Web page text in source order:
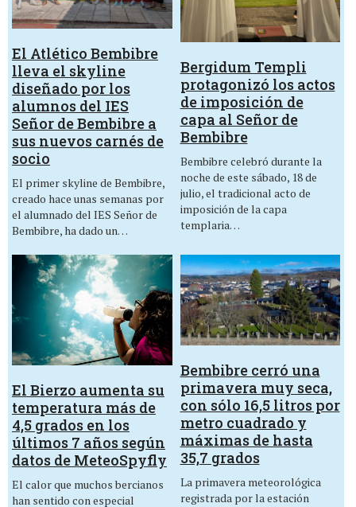
El Atlético Bembibre
lleva el skyline
diseñado por los
alumnos del IES
Señor de Bembibre a
sus nuevos carnés de
socio
El primer skyline de Bembibre,
creado hace unas semanas por
el alumnado del IES Señor de
Bembibre, ha dado un…
Bergidum Templi
protagonizó los actos
de imposición de
capa al Señor de
Bembibre
Bembibre celebró durante la
noche de este sábado, 18 de
julio, el tradicional acto de
imposición de la capa
templaria…
El Bierzo aumenta su
temperatura más de
4,5 grados en los
últimos 7 años según
datos de MeteoSpyfly
El calor que muchos bercianos
han sentido con especial
Bembibre cerró una
primavera muy seca,
con sólo 16,5 litros por
metro cuadrado y
máximas de hasta
35,7 grados
La primavera meteorológica
registrada por la estación